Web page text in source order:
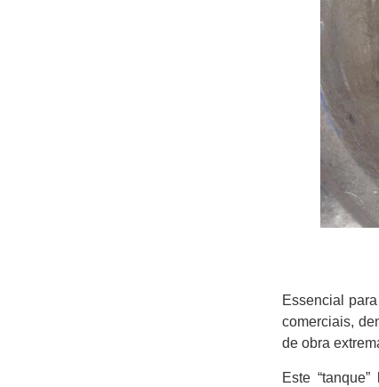
Essencial
comerciais,
de obra
Este